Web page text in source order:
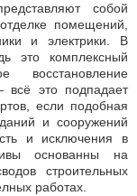
собой
помещений,
и электрики. В
это комплексный
всё это подпадает
если подобная
и сооружений
и исключения в
основанны на
строительных
работах.